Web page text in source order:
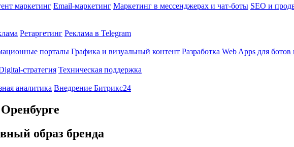
маркетинг Email-маркетинг Маркетинг в мессенджерах и чат-боты SEO и
Ретаргетинг Реклама в Telegram
порталы Графика и визуальный контент Разработка Web Apps для ботов
стратегия Техническая поддержка
аналитика Внедрение Битрикс24
образ бренда